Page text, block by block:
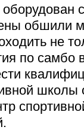
обшили
не
по самбо
школы